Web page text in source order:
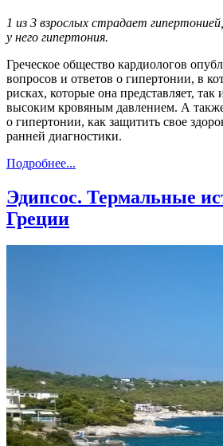
1 из 3 взрослых страдает
у него гипертония.
Греческое общество кардиологов
вопросов и ответов о гипертонии, в
рисках, которые она представляет, так
высоким кровяным давлением. А
о гипертонии, как защитить свое
ранней диагностики.
Подробнее...
Эдипсос. Термальные
Греции